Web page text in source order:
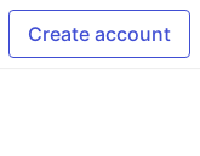
Create account